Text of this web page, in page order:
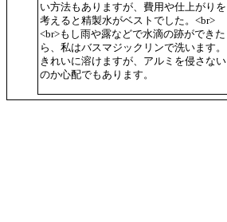
い方法もありますが、費用や仕上がりを
考えると精製水がベストでした。<br>
<br>もし雨や露などで水滴の跡ができた
ら、私はバスマジックリンで洗います。
きれいに溶けますが、アルミを侵さない
のか心配でもあります。